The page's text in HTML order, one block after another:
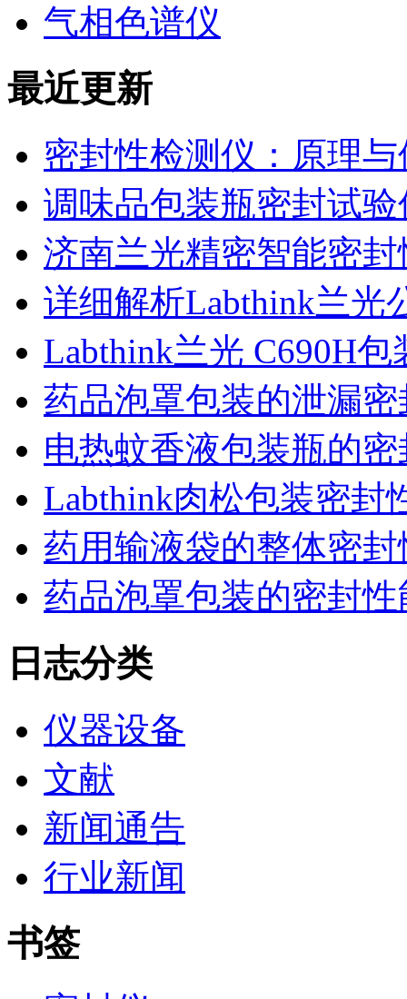
气相色谱仪
最近更新
密封性检测仪：原理
调味品包装瓶密封试
济南兰光精密智能密
详细解析Labthink兰光
Labthink兰光 C690H
药品泡罩包装的泄漏
电热蚊香液包装瓶的
Labthink肉松包装密封
药用输液袋的整体密
药品泡罩包装的密封
日志分类
仪器设备
文献
新闻通告
行业新闻
书签